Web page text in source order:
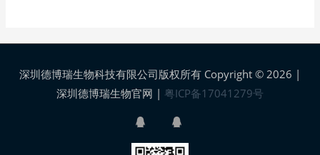
深圳德博瑞生物科技有限公司版权所有 Copyright © 2026 |
深圳德博瑞生物官网 | 粤ICP备17041279号